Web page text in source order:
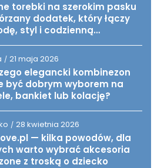
torebki na szerokim pasku
dodatek, który łączy
styl i codzienną
/ 21 maja 2026
elegancki kombinezon
być dobrym wyborem na
bankiet lub kolację?
/ 28 kwietnia 2026
— kilka powodów, dla
warto wybrać akcesoria
z troską o dziecko